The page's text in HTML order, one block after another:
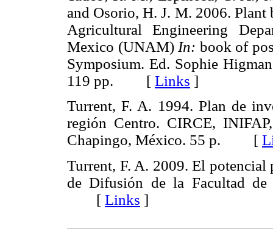
and Osorio, H. J. M. 2006. Plant
Agricultural Engineering
Mexico (UNAM) In: book of
Symposium. Ed. Sophie
119 pp. [ Links ]
Turrent, F. A. 1994. Plan de
región Centro. CIRCE,
Chapingo, México. 55 p. [
Turrent, F. A. 2009. El
de Difusión de la Facultad
[ Links ]